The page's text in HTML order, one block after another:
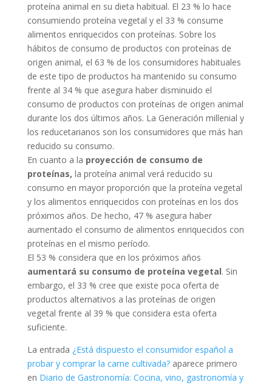
proteína animal en su dieta habitual. El 23 % lo hace
consumiendo proteína vegetal y el 33 % consume
alimentos enriquecidos con proteínas. Sobre los
hábitos de consumo de productos con proteínas de
origen animal, el 63 % de los consumidores habituales
de este tipo de productos ha mantenido su consumo
frente al 34 % que asegura haber disminuido el
consumo de productos con proteínas de origen animal
durante los dos últimos años. La Generación millenial y
los reducetarianos son los consumidores que más han
reducido su consumo.
En cuanto a la proyección de consumo de
proteínas, la proteína animal verá reducido su
consumo en mayor proporción que la proteína vegetal
y los alimentos enriquecidos con proteínas en los dos
próximos años. De hecho, 47 % asegura haber
aumentado el consumo de alimentos enriquecidos con
proteínas en el mismo período.
El 53 % considera que en los próximos años
aumentará su consumo de proteína vegetal. Sin
embargo, el 33 % cree que existe poca oferta de
productos alternativos a las proteínas de origen
vegetal frente al 39 % que considera esta oferta
suficiente.
La entrada ¿Está dispuesto el consumidor español a
probar y comprar la carne cultivada?aparece primero
en Diario de Gastronomía: Cocina, vino, gastronomía y